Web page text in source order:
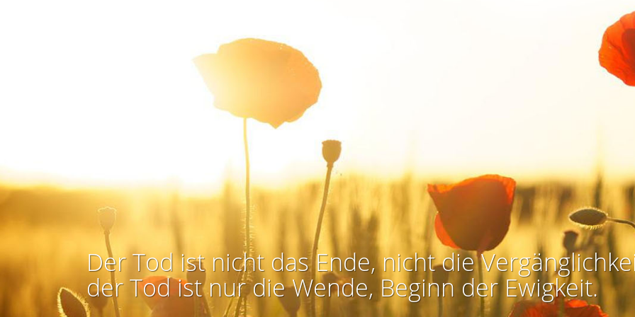
Der Tod ist nicht das Ende, nicht die
der Tod ist nur die Wende, Beginn der Ewigkeit.